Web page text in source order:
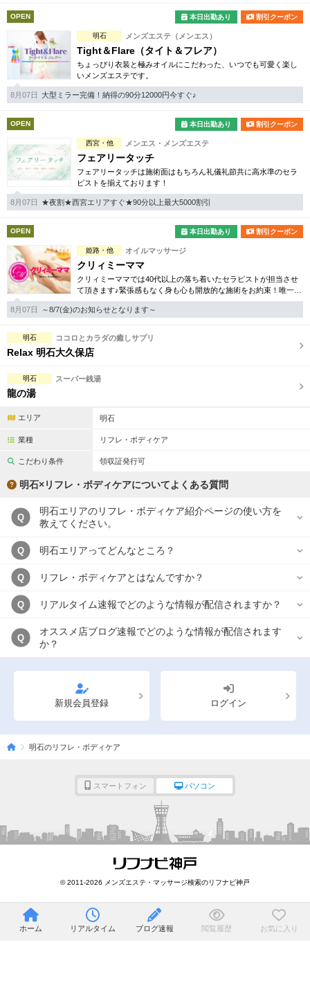
OPEN 本日出勤あり 割引クーポン
明石 メンズエステ（メンエス）
Tight＆Flare（タイト＆フレア）
ちょっぴり衣装と極みオイルにこだわった、いつでも可愛く楽し
いメンズエステです。
8月07日 大型ミラー完備！納得の90分12000円今すぐ♪
OPEN 本日出勤あり 割引クーポン
西宮・他 メンエス・メンズエステ
フェアリータッチ
フェアリータッチは施術面はもちろん礼儀礼節共に高水準のセラ
ピストを揃えております！
8月07日 ★夜割★西宮エリアすぐ★90分以上最大5000割引
OPEN 本日出勤あり 割引クーポン
姫路・他 オイルマッサージ
クリィミーママ
クリィミーママでは40代以上の落ち着いたセラピストが担当させ
て頂きます♪緊張感もなく身も心も開放的な施術をお約束！唯一無
二のミセス専門店となります。
8月07日
～8/7(金)のお知らせとなります～
明石 ココロとカラダの癒しサプリ
Relax 明石大久保店
明石 スーパー銭湯
龍の湯
エリア 明石
業種 リフレ・ボディケア
こだわり条件 領収証発行可
明石×リフレ・ボディケアについてよくある質問
Q
明石エリアのリフレ・ボディケア紹介ページの使い方を
教えてください。
Q 明石エリアってどんなところ？
Q リフレ・ボディケアとはなんですか？
Q リアルタイム速報でどのような情報が配信されますか？
Q
オススメ店ブログ速報でどのような情報が配信されます
か？
新規会員登録 ログイン
明石のリフレ・ボディケア
スマートフォン パソコン
© 2011-2026 メンズエステ・マッサージ検索のリフナビ神戸
ホーム リアルタイム ブログ速報 閲覧履歴 お気に入り